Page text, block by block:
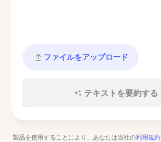
ファイルをアップロード
テキストを要約する
製品を使用することにより、あなたは当社の利用規約